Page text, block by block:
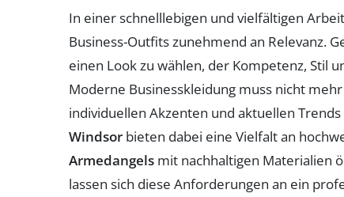
In einer schnelllebigen und vielfältigen
Business-Outfits zunehmend an Relevanz.
einen Look zu wählen, der Kompetenz, Stil
Moderne Businesskleidung muss nicht
individuellen Akzenten und aktuellen
Windsor bieten dabei eine Vielfalt an
Armedangels mit nachhaltigen Materialien
lassen sich diese Anforderungen an ein